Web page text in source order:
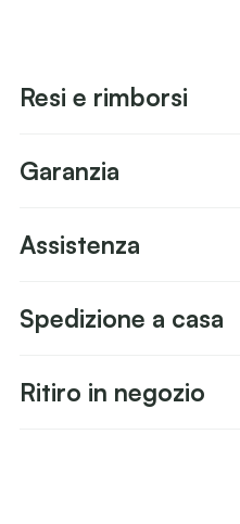
Resi e rimborsi
Garanzia
Assistenza
Spedizione a casa
Ritiro in negozio